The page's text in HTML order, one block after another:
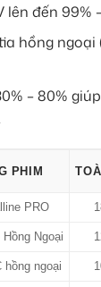
lên đến 99%
hồng ngoại
– 80%
PHIM
PRO
Ngoại
hồng ngoại